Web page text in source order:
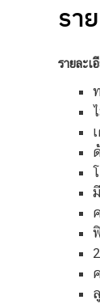
รา
รายละเ